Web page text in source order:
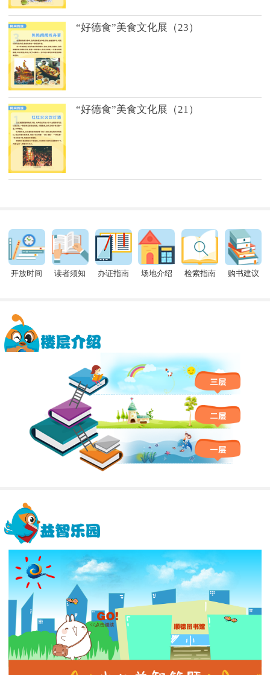
“好德食”美食文化展（23）
“好德食”美食文化展（21）
开放时间 读者须知 办证指南 场地介绍 检索指南 购书建议